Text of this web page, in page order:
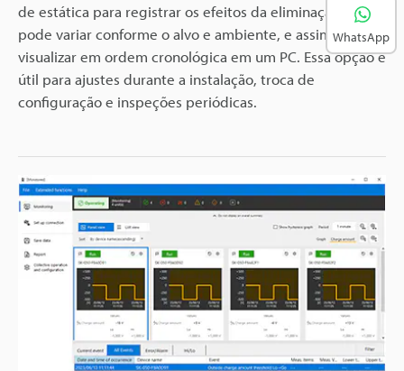
de estática para registrar os efeitos da eliminação, que
pode variar conforme o alvo e ambiente, e assim
visualizar em ordem cronológica em um PC. Essa opção é
útil para ajustes durante a instalação, troca de
configuração e inspeções periódicas.
WhatsApp